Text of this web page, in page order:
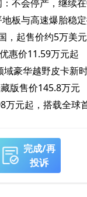
不会停产，继续
板与高速爆胎稳
，起售价约5万美元
惠价11.59万元起
域豪华越野皮卡新
版售价145.8万元
万元起，搭载全球
完成/再
投诉